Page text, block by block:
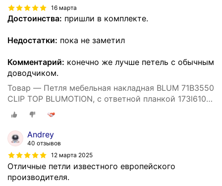
16 марта
Достоинства: пришли в комплекте.
Недостатки: пока не заметил
Комментарий: конечно же лучше петель с обычным
доводчиком.
Товар — Петля мебельная накладная BLUM 71B3550
CLIP TOP BLUMOTION, с ответной планкой 173l6100
под саморез 2 шт. (Арт.08884623)
Andrey
40 отзывов
12 марта 2025
Отличные петли известного европейского
производителя.